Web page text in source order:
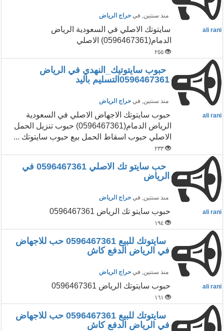
منذ سنتين, في حراج الرياض
ali rani
سايتوتك الاصلي في السعودية الرياض
الدمام(0596467361) الاصلي
٢٥٥
حبوب سايتوتيك_النهدي في الرياض
0596467361التسليم باليد
منذ سنتين, في حراج الرياض
ali rani
حبوب سايتوتك الاجهاض الاصلي في السعودية
الرياض الدمام(0596467361) حبوب تنزيل الحمل
الاصلي حبوب اسقاط الحمل بيع حبوب سايتوتك ...
٢٣٣
حب سايتو تك الاصلي 0596467361 في
الرياض
منذ سنتين, في حراج الرياض
ali rani حبوب سايتو تك الرياض 0596467361
١٩٤
سايتوتك للبيع 0596467361 حب للاجهاض
في الرياض الدفع كاش
منذ سنتين, في حراج الرياض
ali rani حبوب سايتوتك الرياض 0596467361
١٦١
سايتوتك للبيع 0596467361 حب للاجهاض
في الرياض الدفع كاش